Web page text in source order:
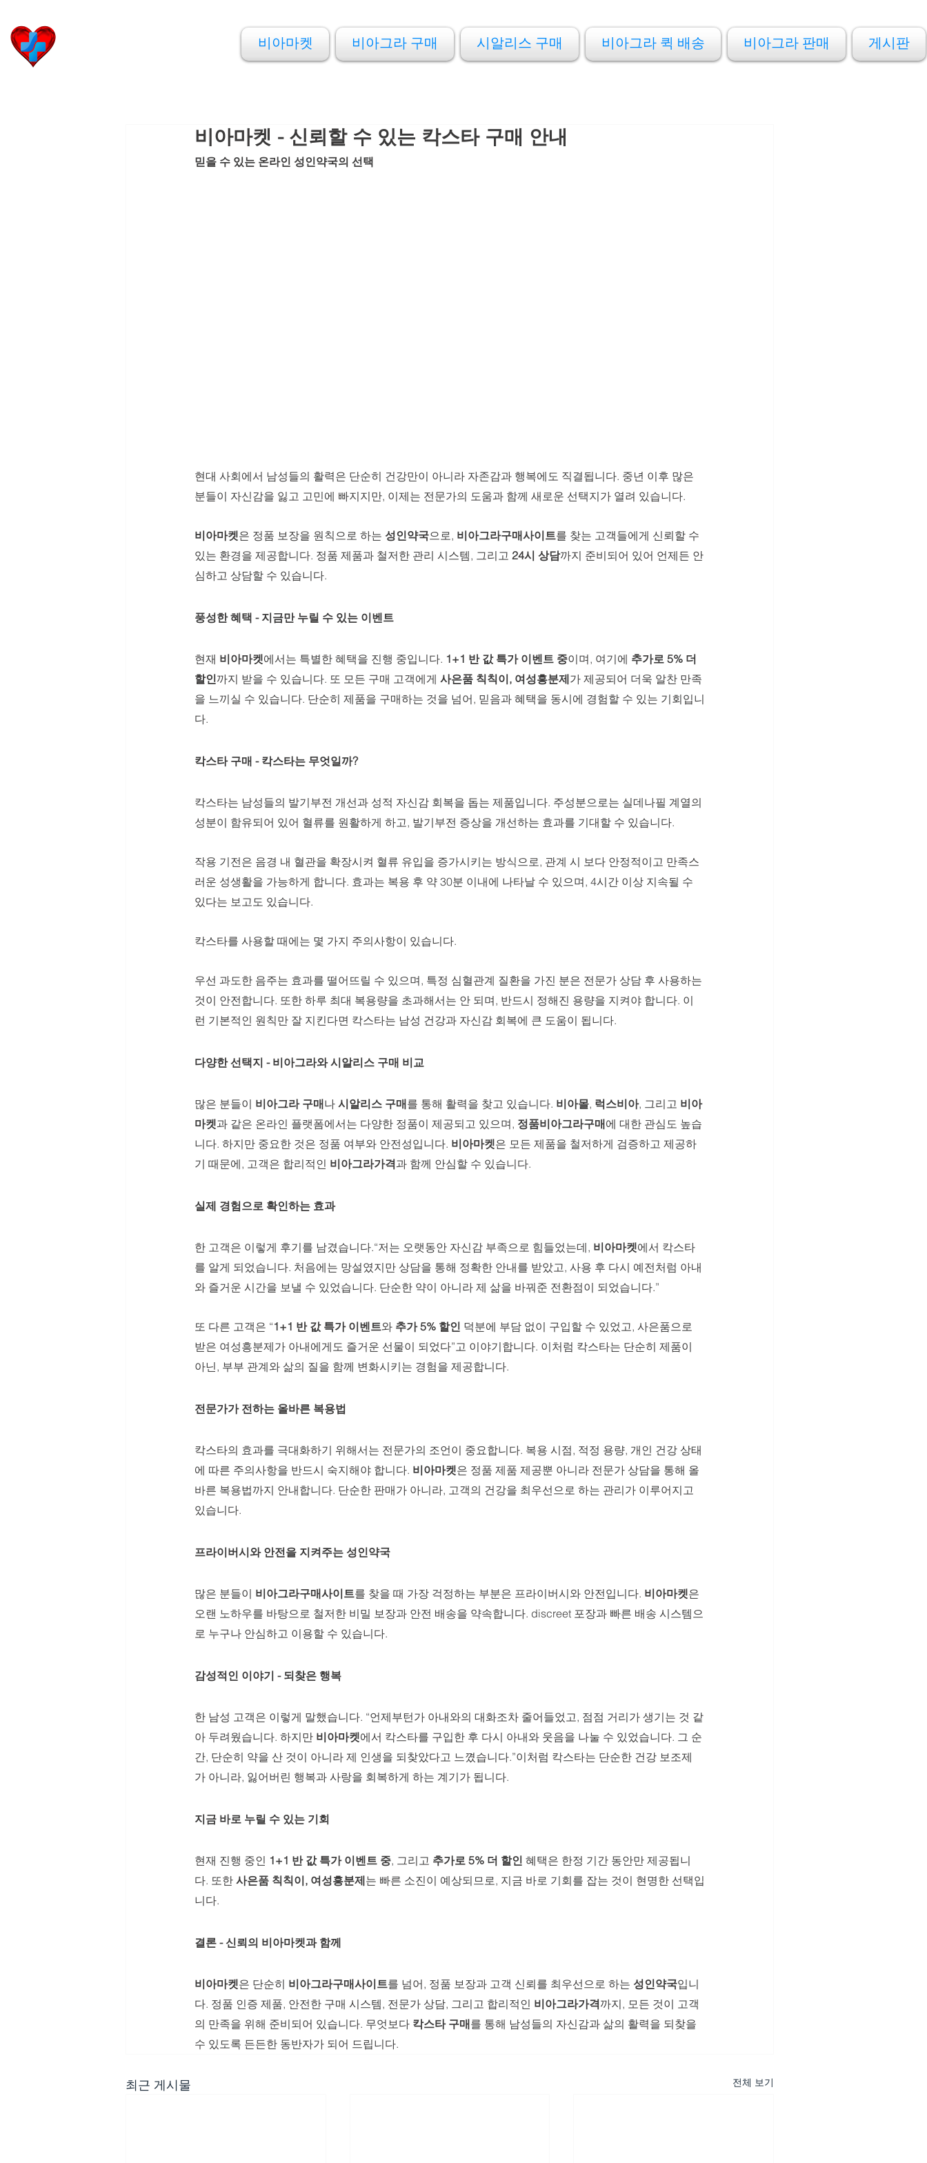
비아마켓 비아그라 구매 시알리스 구매 비아그라 퀵 배송 비아그라 판매 게시판
비아마켓 - 신뢰할 수 있는 칵스타 구매 안내
믿을 수 있는 온라인 성인약국의 선택
현대 사회에서 남성들의 활력은 단순히 건강만이 아니라 자존감과 행복에도 직결됩니다. 중년 이후 많은
분들이 자신감을 잃고 고민에 빠지지만, 이제는 전문가의 도움과 함께 새로운 선택지가 열려 있습니다.
비아마켓은 정품 보장을 원칙으로 하는 성인약국으로, 비아그라구매사이트를 찾는 고객들에게 신뢰할 수
있는 환경을 제공합니다. 정품 제품과 철저한 관리 시스템, 그리고 24시 상담까지 준비되어 있어 언제든 안
심하고 상담할 수 있습니다.
풍성한 혜택 - 지금만 누릴 수 있는 이벤트
현재 비아마켓에서는 특별한 혜택을 진행 중입니다. 1+1 반 값 특가 이벤트 중이며, 여기에 추가로 5% 더
할인까지 받을 수 있습니다. 또 모든 구매 고객에게 사은품 칙칙이, 여성흥분제가 제공되어 더욱 알찬 만족
을 느끼실 수 있습니다. 단순히 제품을 구매하는 것을 넘어, 믿음과 혜택을 동시에 경험할 수 있는 기회입니
다.
칵스타 구매 - 칵스타는 무엇일까?
칵스타는 남성들의 발기부전 개선과 성적 자신감 회복을 돕는 제품입니다. 주성분으로는 실데나필 계열의
성분이 함유되어 있어 혈류를 원활하게 하고, 발기부전 증상을 개선하는 효과를 기대할 수 있습니다.
작용 기전은 음경 내 혈관을 확장시켜 혈류 유입을 증가시키는 방식으로, 관계 시 보다 안정적이고 만족스
러운 성생활을 가능하게 합니다. 효과는 복용 후 약 30분 이내에 나타날 수 있으며, 4시간 이상 지속될 수
있다는 보고도 있습니다.
칵스타를 사용할 때에는 몇 가지 주의사항이 있습니다.
우선 과도한 음주는 효과를 떨어뜨릴 수 있으며, 특정 심혈관계 질환을 가진 분은 전문가 상담 후 사용하는
것이 안전합니다. 또한 하루 최대 복용량을 초과해서는 안 되며, 반드시 정해진 용량을 지켜야 합니다. 이
런 기본적인 원칙만 잘 지킨다면 칵스타는 남성 건강과 자신감 회복에 큰 도움이 됩니다.
다양한 선택지 - 비아그라와 시알리스 구매 비교
많은 분들이 비아그라 구매나 시알리스 구매를 통해 활력을 찾고 있습니다. 비아몰, 럭스비아, 그리고 비아
마켓과 같은 온라인 플랫폼에서는 다양한 정품이 제공되고 있으며, 정품비아그라구매에 대한 관심도 높습
니다. 하지만 중요한 것은 정품 여부와 안전성입니다. 비아마켓은 모든 제품을 철저하게 검증하고 제공하
기 때문에, 고객은 합리적인 비아그라가격과 함께 안심할 수 있습니다.
실제 경험으로 확인하는 효과
한 고객은 이렇게 후기를 남겼습니다.“저는 오랫동안 자신감 부족으로 힘들었는데, 비아마켓에서 칵스타
를 알게 되었습니다. 처음에는 망설였지만 상담을 통해 정확한 안내를 받았고, 사용 후 다시 예전처럼 아내
와 즐거운 시간을 보낼 수 있었습니다. 단순한 약이 아니라 제 삶을 바꿔준 전환점이 되었습니다.”
또 다른 고객은 “1+1 반 값 특가 이벤트와 추가 5% 할인 덕분에 부담 없이 구입할 수 있었고, 사은품으로
받은 여성흥분제가 아내에게도 즐거운 선물이 되었다”고 이야기합니다. 이처럼 칵스타는 단순히 제품이
아닌, 부부 관계와 삶의 질을 함께 변화시키는 경험을 제공합니다.
전문가가 전하는 올바른 복용법
칵스타의 효과를 극대화하기 위해서는 전문가의 조언이 중요합니다. 복용 시점, 적정 용량, 개인 건강 상태
에 따른 주의사항을 반드시 숙지해야 합니다. 비아마켓은 정품 제품 제공뿐 아니라 전문가 상담을 통해 올
바른 복용법까지 안내합니다. 단순한 판매가 아니라, 고객의 건강을 최우선으로 하는 관리가 이루어지고
있습니다.
프라이버시와 안전을 지켜주는 성인약국
많은 분들이 비아그라구매사이트를 찾을 때 가장 걱정하는 부분은 프라이버시와 안전입니다. 비아마켓은
오랜 노하우를 바탕으로 철저한 비밀 보장과 안전 배송을 약속합니다. discreet 포장과 빠른 배송 시스템으
로 누구나 안심하고 이용할 수 있습니다.
감성적인 이야기 - 되찾은 행복
한 남성 고객은 이렇게 말했습니다. “언제부턴가 아내와의 대화조차 줄어들었고, 점점 거리가 생기는 것 같
아 두려웠습니다. 하지만 비아마켓에서 칵스타를 구입한 후 다시 아내와 웃음을 나눌 수 있었습니다. 그 순
간, 단순히 약을 산 것이 아니라 제 인생을 되찾았다고 느꼈습니다.”이처럼 칵스타는 단순한 건강 보조제
가 아니라, 잃어버린 행복과 사랑을 회복하게 하는 계기가 됩니다.
지금 바로 누릴 수 있는 기회
현재 진행 중인 1+1 반 값 특가 이벤트 중, 그리고 추가로 5% 더 할인 혜택은 한정 기간 동안만 제공됩니
다. 또한 사은품 칙칙이, 여성흥분제는 빠른 소진이 예상되므로, 지금 바로 기회를 잡는 것이 현명한 선택입
니다.
결론 - 신뢰의 비아마켓과 함께
비아마켓은 단순히 비아그라구매사이트를 넘어, 정품 보장과 고객 신뢰를 최우선으로 하는 성인약국입니
다. 정품 인증 제품, 안전한 구매 시스템, 전문가 상담, 그리고 합리적인 비아그라가격까지, 모든 것이 고객
의 만족을 위해 준비되어 있습니다. 무엇보다 칵스타 구매를 통해 남성들의 자신감과 삶의 활력을 되찾을
수 있도록 든든한 동반자가 되어 드립니다.
최근 게시물 전체 보기